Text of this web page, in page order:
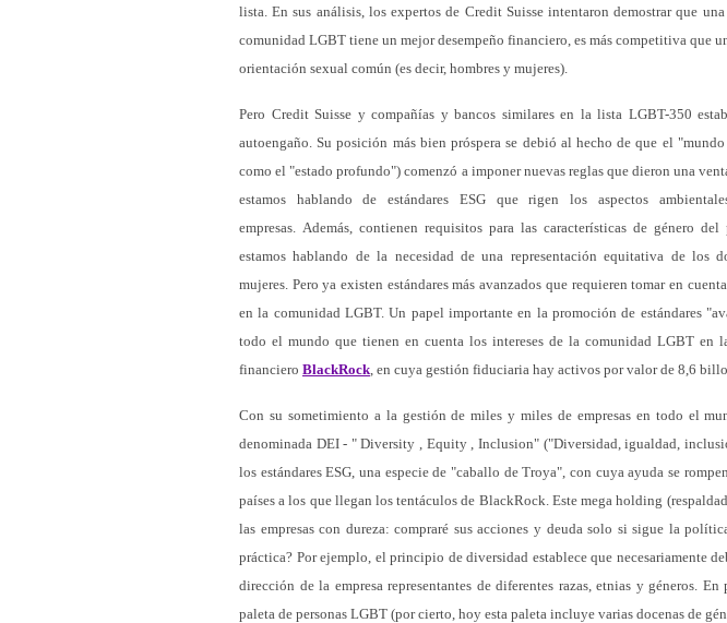
lista. En sus análisis, los expertos de Credit Suisse intentaron demostrar que
comunidad LGBT tiene un mejor desempeño financiero, es más competitiva que
orientación sexual común (es decir, hombres y mujeres).
Pero Credit Suisse y compañías y bancos similares en la lista LGBT-350
autoengaño. Su posición más bien próspera se debió al hecho de que el
como el "estado profundo") comenzó a imponer nuevas reglas que dieron una
estamos hablando de estándares ESG que rigen los aspectos
empresas. Además, contienen requisitos para las características de género
estamos hablando de la necesidad de una representación equitativa de los
mujeres. Pero ya existen estándares más avanzados que requieren tomar en
en la comunidad LGBT. Un papel importante en la promoción de estándares
todo el mundo que tienen en cuenta los intereses de la comunidad LGBT en
financiero BlackRock, en cuya gestión fiduciaria hay activos por valor de 8,6
Con su sometimiento a la gestión de miles y miles de empresas en todo el
denominada DEI - " Diversity , Equity , Inclusion" ("Diversidad, igualdad,
los estándares ESG, una especie de "caballo de Troya", con cuya ayuda se
países a los que llegan los tentáculos de BlackRock. Este mega holding
las empresas con dureza: compraré sus acciones y deuda solo si sigue la
práctica? Por ejemplo, el principio de diversidad establece que necesariamente
dirección de la empresa representantes de diferentes razas, etnias y géneros.
paleta de personas LGBT (por cierto, hoy esta paleta incluye varias docenas de